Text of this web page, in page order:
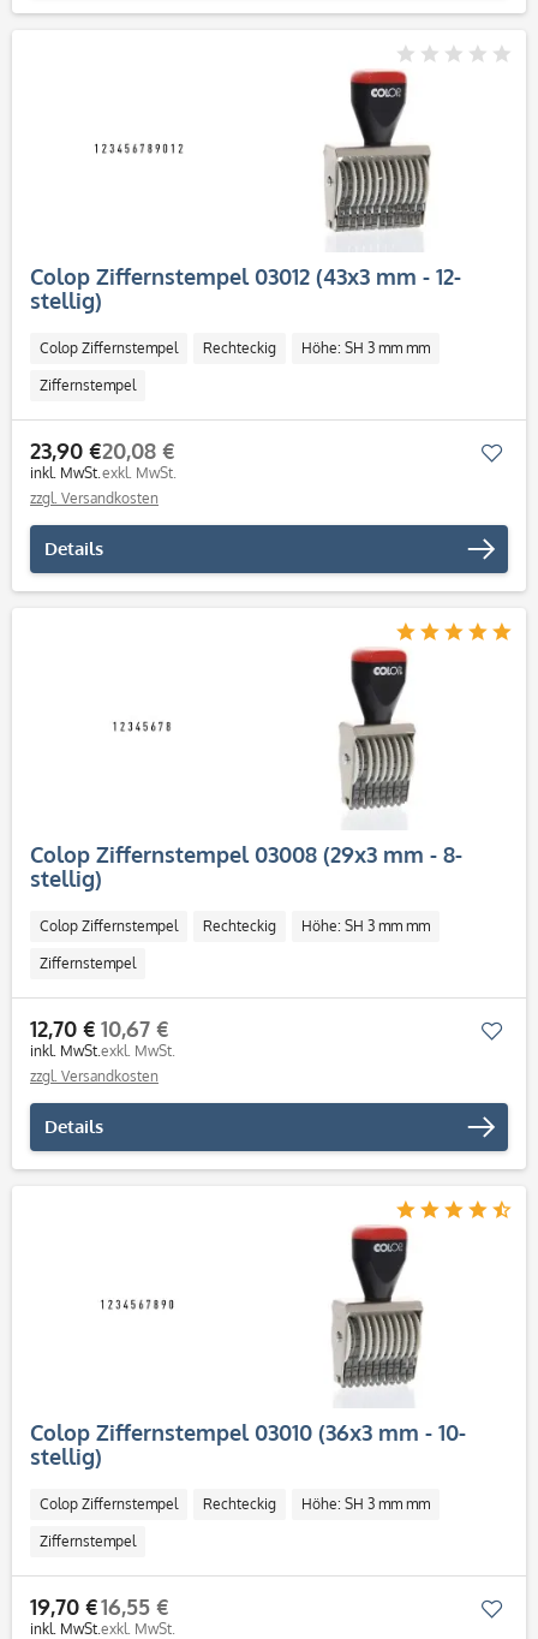
Colop Ziffernstempel 03012 (43x3 mm - 12-
stellig)
Colop Ziffernstempel Rechteckig Höhe: SH 3 mm mm
Ziffernstempel
23,90 €
inkl. MwSt.
20,08 €
exkl. MwSt.
zzgl. Versandkosten
Details
Colop Ziffernstempel 03008 (29x3 mm - 8-
stellig)
Colop Ziffernstempel Rechteckig Höhe: SH 3 mm mm
Ziffernstempel
12,70 €
inkl. MwSt.
10,67 €
exkl. MwSt.
zzgl. Versandkosten
Details
Colop Ziffernstempel 03010 (36x3 mm - 10-
stellig)
Colop Ziffernstempel Rechteckig Höhe: SH 3 mm mm
Ziffernstempel
19,70 €
inkl. MwSt.
16,55 €
exkl. MwSt.